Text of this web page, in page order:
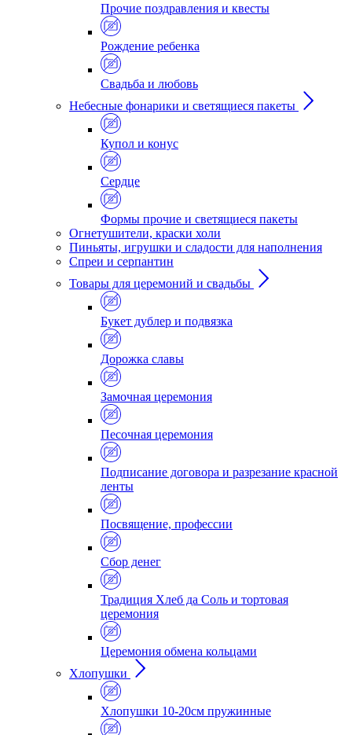
Прочие поздравления и квесты
Рождение ребенка
Свадьба и любовь
Небесные фонарики и светящиеся пакеты
Купол и конус
Сердце
Формы прочие и светящиеся пакеты
Огнетушители, краски холи
Пиньяты, игрушки и сладости для наполнения
Спреи и серпантин
Товары для церемоний и свадьбы
Букет дублер и подвязка
Дорожка славы
Замочная церемония
Песочная церемония
Подписание договора и разрезание красной
ленты
Посвящение, профессии
Сбор денег
Традиция Хлеб да Соль и тортовая
церемония
Церемония обмена кольцами
Хлопушки
Хлопушки 10-20см пружинные